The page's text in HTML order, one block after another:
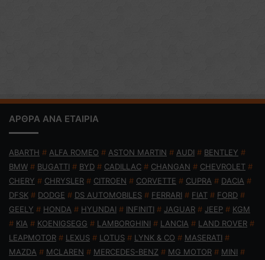
ΑΡΘΡΑ ΑΝΑ ΕΤΑΙΡΙΑ
ABARTH # ALFA ROMEO # ASTON MARTIN # AUDI # BENTLEY #
BMW # BUGATTI # BYD # CADILLAC # CHANGAN # CHEVROLET #
CHERY # CHRYSLER # CITROEN # CORVETTE # CUPRA # DACIA #
DFSK # DODGE # DS AUTOMOBILES # FERRARI # FIAT # FORD #
GEELY # HONDA # HYUNDAI # INFINITI # JAGUAR # JEEP # KGM
# KIA # KOENIGSEGG # LAMBORGHINI # LANCIA # LAND ROVER #
LEAPMOTOR # LEXUS # LOTUS # LYNK & CO # MASERATI #
MAZDA # MCLAREN # MERCEDES-BENZ # MG MOTOR # MINI #